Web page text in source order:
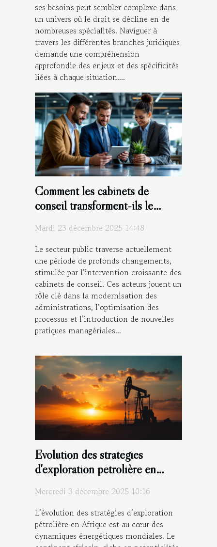
ses besoins peut sembler complexe dans
un univers où le droit se décline en de
nombreuses spécialités. Naviguer à
travers les différentes branches juridiques
demande une compréhension
approfondie des enjeux et des spécificités
liées à chaque situation....
Comment les cabinets de
conseil transforment-ils le
Mardi 23 décembre 2025 14:48
Le secteur public traverse actuellement
une période de profonds changements,
stimulée par l’intervention croissante des
cabinets de conseil. Ces acteurs jouent un
rôle clé dans la modernisation des
administrations, l’optimisation des
processus et l’introduction de nouvelles
pratiques managériales...
Évolution des stratégies
d'exploration pétrolière en
Mercredi 3 décembre 2025 10:16
L’évolution des stratégies d’exploration
pétrolière en Afrique est au cœur des
dynamiques énergétiques mondiales. Le